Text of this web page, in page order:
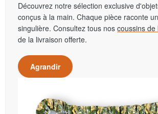
Découvrez notre sélection exclusive
conçus à la main. Chaque pièce raconte
singulière. Consultez tous nos coussins de
de la livraison offerte.
Agrandir